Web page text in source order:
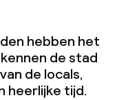
hebben het
de stad
de locals,
heerlijke tijd.